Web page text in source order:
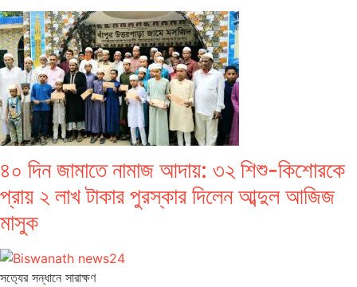
৪০ দিন জামাতে নামাজ আদায়: ৩২ শিশু-কিশোরকে
প্রায় ২ লাখ টাকার পুরস্কার দিলেন আব্দুল আজিজ
মাসুক
সত‌্যের সন্ধানে সারাক্ষণ